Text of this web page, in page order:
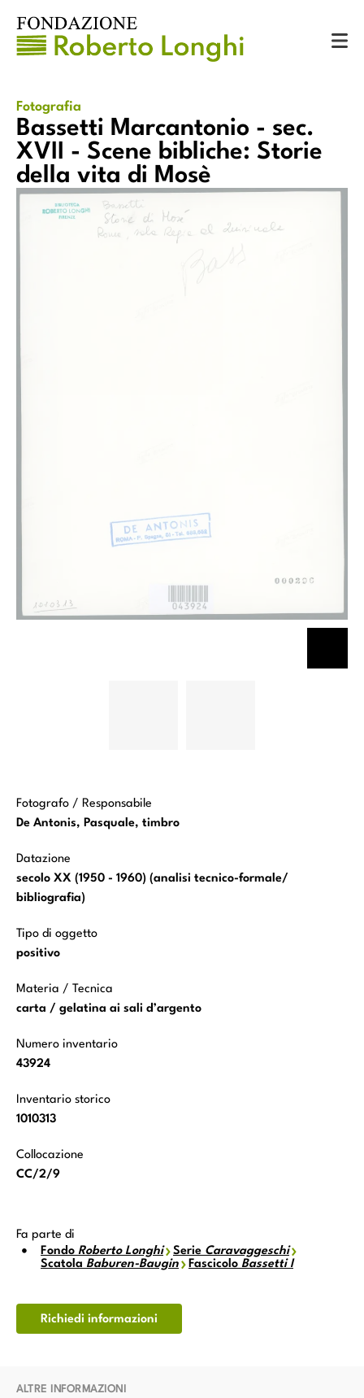
Bassetti Marcantonio - sec. XVII - Scene bibliche: Storie della
Bassetti Marcantonio - sec.
XVII - Scene bibliche: Storie
della vita di Mosè
Fotografia
Fotografo / Responsabile
De Antonis, Pasquale, timbro
Datazione
secolo XX (1950 - 1960) (analisi tecnico-formale/
bibliografia)
Tipo di oggetto
positivo
Materia / Tecnica
carta / gelatina ai sali d’argento
Numero inventario
43924
Inventario storico
1010313
Collocazione
CC/2/9
Fa parte di
Fondo Roberto Longhi Serie Caravaggeschi
Scatola Baburen-Baugin Fascicolo Bassetti I
Richiedi informazioni
ALTRE INFORMAZIONI